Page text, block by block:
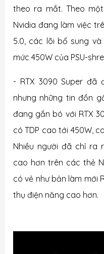
theo ra mắt. Theo
Nvidia đang làm việc
5.0, các lõi bổ sung
mức 450W của PSU-
- RTX 3090 Super
nhưng những tin đồn
đang gắn bó với RTX
có TDP cao tới 450W,
Nhiều người đã chỉ ra
cao hơn trên các thẻ
có vẻ như bản làm mới
thụ điện năng cao hơn.